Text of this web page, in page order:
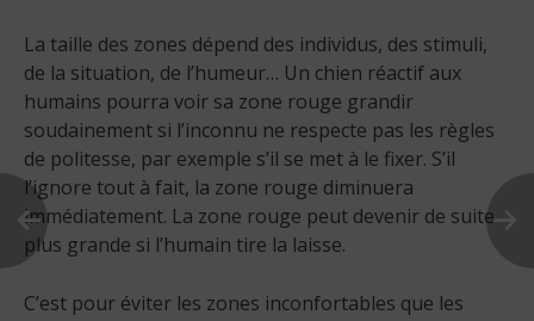
La taille des zones dépend des individus, des stimuli,
de la situation, de l’humeur… Un chien réactif aux
humains pourra voir sa zone rouge grandir
soudainement si l’inconnu ne respecte pas les règles
de politesse, par exemple s’il se met à le fixer. S’il
l’ignore tout à fait, la zone rouge diminuera
immédiatement. La zone rouge peut devenir de suite
plus grande si l’humain tire la laisse.
C’est pour éviter les zones inconfortables que les